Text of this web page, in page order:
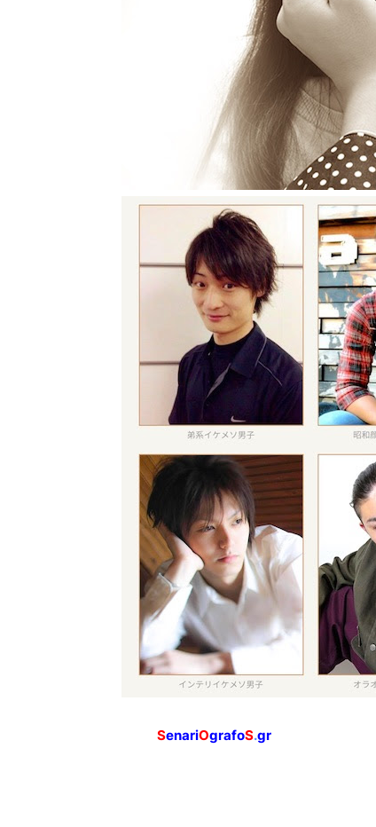
SenariOgrafoS.gr